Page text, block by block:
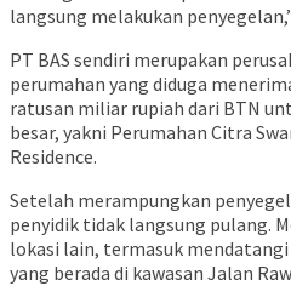
langsung melakukan
​PT BAS sendiri merupakan
perumahan yang diduga
ratusan miliar rupiah dari BTN
besar, yakni Perumahan Citra
Residence.
​Setelah merampungkan
penyidik tidak langsung pulang.
lokasi lain, termasuk
yang berada di kawasan Jalan